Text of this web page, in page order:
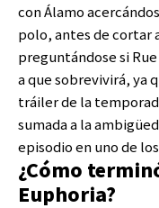
con Álamo
polo, antes de cortar
preguntándose si
a que sobrevivirá, ya
tráiler de la
sumada a la
episodio en uno de
¿Cómo
Euphoria?